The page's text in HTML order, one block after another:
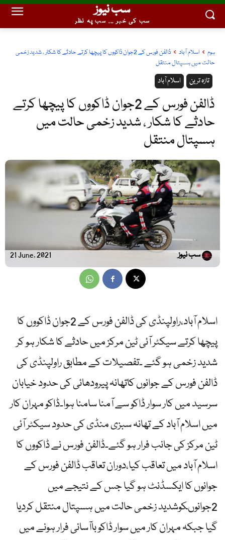
سب نیوز
سب کی خبر ... سب پہ نظر
ہوم اسلام آباد
ڈالفن فورس کے 2جوان ڈاکووں کا پیچھا کرتے حادثے کا شکار ، شدید زخمی
حالت میں ہسپتال منتقل
اسلام آباد تازہ ترین
ڈالفن فورس کے 2جوان ڈاکووں کا پیچھا کرتے
حادثے کا شکار ، شدید زخمی حالت میں
ہسپتال منتقل
21 June, 2021 سب نیوز
اسلام آباد،راولپنڈی کی ڈالفن فورس کے 2جوان ڈاکووں کا
پیچھا کرتے سیکٹر آئی ٹین مرکز میں حادثے کا شکار ہو کر
شدید زخمی ہو گئے ۔تفصیلات کے مطابق راولپنڈی کی
ڈالفن فورس کے جوانوں کاتھانہ پیرودھائی کی حدود خیابان
سرسید میں کار سوار ڈاکو سے آمنا سامنا ہوا۔ڈاکو مہران کار
میں اسلام آباد کے تھانہ سبزی منڈی کی حدود سیکٹر آئی
ٹین مرکز کی جانب فرار ہو گئے۔ڈالفن فورس نے ڈاکووں کا
اسلام آباد میں تعاقب کیا،دوران تعاقب ڈالفن فورس کے
جوانوں کا ایکسڈنٹ ہو گیا جس کے نتیجے میں
2جوانوںکوشدید زخمی حالت میں ہسپتال منتقل کردیا
گیا جبکہ مہران کار میں سوار ڈاکو باآسانی فرار ہونے میں